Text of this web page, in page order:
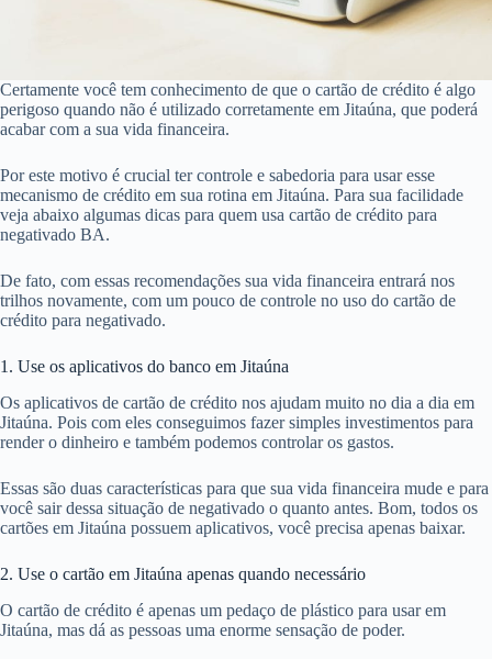
Certamente você tem conhecimento de que o cartão de crédito é algo
perigoso quando não é utilizado corretamente em Jitaúna, que poderá
acabar com a sua vida financeira.
Por este motivo é crucial ter controle e sabedoria para usar esse
mecanismo de crédito em sua rotina em Jitaúna. Para sua facilidade
veja abaixo algumas dicas para quem usa cartão de crédito para
negativado BA.
De fato, com essas recomendações sua vida financeira entrará nos
trilhos novamente, com um pouco de controle no uso do cartão de
crédito para negativado.
1. Use os aplicativos do banco em Jitaúna
Os aplicativos de cartão de crédito nos ajudam muito no dia a dia em
Jitaúna. Pois com eles conseguimos fazer simples investimentos para
render o dinheiro e também podemos controlar os gastos.
Essas são duas características para que sua vida financeira mude e para
você sair dessa situação de negativado o quanto antes. Bom, todos os
cartões em Jitaúna possuem aplicativos, você precisa apenas baixar.
2. Use o cartão em Jitaúna apenas quando necessário
O cartão de crédito é apenas um pedaço de plástico para usar em
Jitaúna, mas dá as pessoas uma enorme sensação de poder.